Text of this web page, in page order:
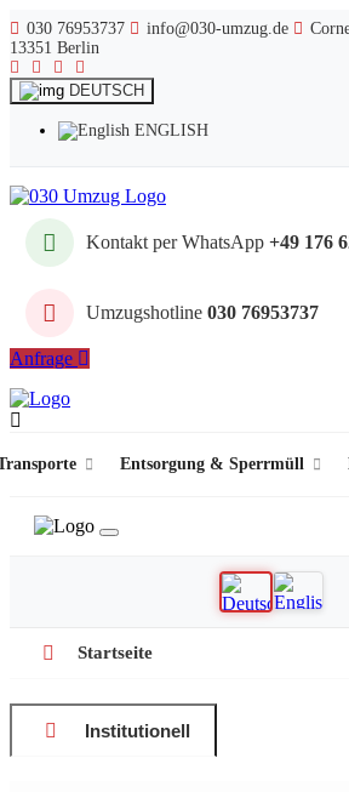
030 76953737 info@030-umzug.de
13351 Berlin
DEUTSCH
ENGLISH
Kontakt per WhatsApp +49 176
Umzugshotline 030 76953737
Anfrage
Entsorgung & Sperrmüll
Startseite
Institutionell